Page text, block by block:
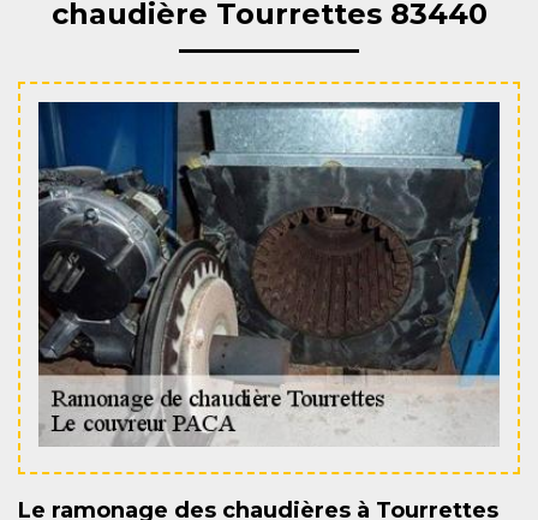
chaudière Tourrettes 83440
Le ramonage des chaudières à Tourrettes